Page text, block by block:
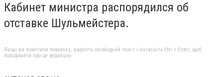
Кабинет министра распорядился об
отставке Шульмейстера.
Якщо ви помітили помилку, виділіть необхідний текст і натисніть Ctrl + Enter, щоб
повідомити про це редакцію